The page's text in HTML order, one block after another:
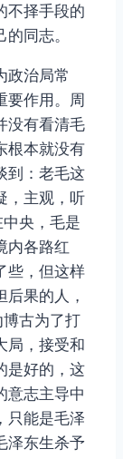
不择手段的
同志。
政治局常
要作用。周
没有看清毛
根本就没有
到：老毛这
，主观，听
央，毛是
内各路红
些，但这样
果的人，
古为了打
局，接受和
是好的，这
意志主导中
只能是毛泽
泽东生杀予